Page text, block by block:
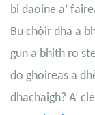
bi daoine a’
Bu chòir dha a
gun a bhith ro
do ghoireas a
dhachaigh? A’